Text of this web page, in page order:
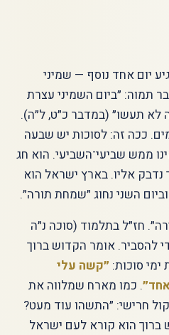
יום אחד נוסף — שמיני
תמוה: ״ביום השמיני עצרת
תעשו״ (במדבר כ״ט, ל״ה).
ככה זה: לסוכות יש שבעה
ממש שביעי־השביעי. הוא חג
נדבק אליו. בארץ ישראל הוא
השני נחוג ״שמחת תורה״.
חז״ל בתלמוד (סוכה נ״ה
להסביר. אומר הקדוש ברוך
סוכות: ״קשה עלי
. כמו מארח שמלווה את
חרישי: ״התשהו עוד מעט?
ברוך הוא קורא לעם ישראל